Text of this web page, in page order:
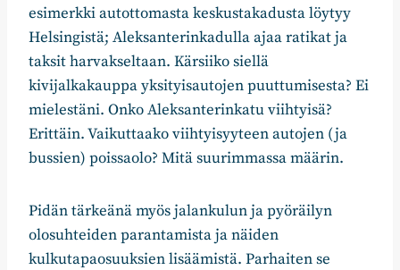
esimerkki autottomasta keskustakadusta löytyy
Helsingistä; Aleksanterinkadulla ajaa ratikat ja
taksit harvakseltaan. Kärsiiko siellä
kivijalkakauppa yksityisautojen puuttumisesta? Ei
mielestäni. Onko Aleksanterinkatu viihtyisä?
Erittäin. Vaikuttaako viihtyisyyteen autojen (ja
bussien) poissaolo? Mitä suurimmassa määrin.
Pidän tärkeänä myös jalankulun ja pyöräilyn
olosuhteiden parantamista ja näiden
kulkutapaosuuksien lisäämistä. Parhaiten se